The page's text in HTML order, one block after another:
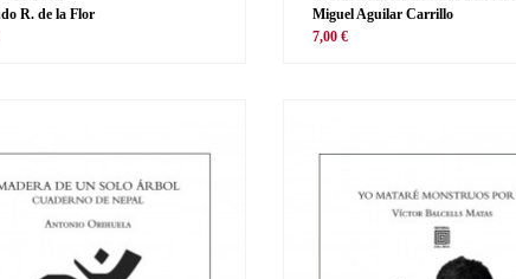
R. de la Flor
Miguel Aguilar Carrillo
7,00 €